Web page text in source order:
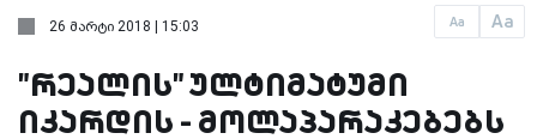
Aa Aa
26 მარტი 2018 | 15:03
"რეალის" ულტიმატუმი
იკარდის - მოლაპარაკებებს